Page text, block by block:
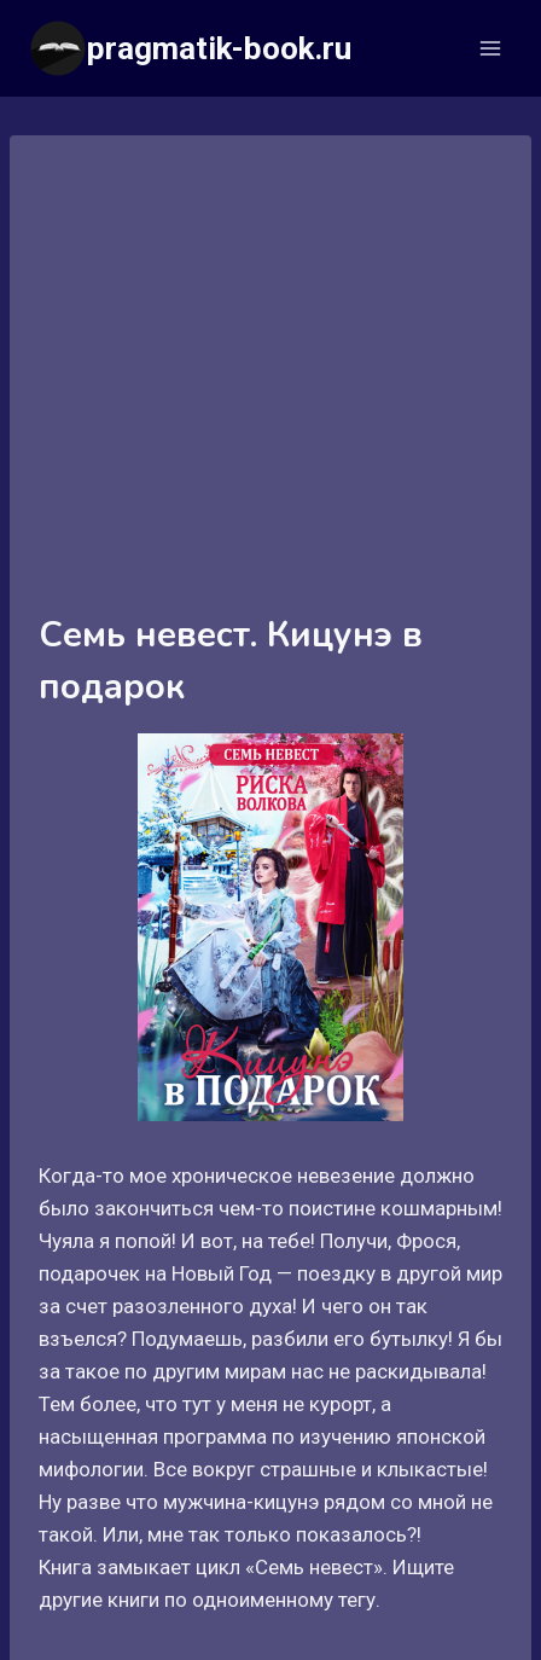
Перейти
содержимому
pragmatik-book.ru
Семь невест. Кицунэ в
подарок
Когда-то мое хроническое невезение должно
было закончиться чем-то поистине кошмарным!
Чуяла я попой! И вот, на тебе! Получи, Фрося,
подарочек на Новый Год — поездку в другой мир
за счет разозленного духа! И чего он так
взъелся? Подумаешь, разбили его бутылку! Я бы
за такое по другим мирам нас не раскидывала!
Тем более, что тут у меня не курорт, а
насыщенная программа по изучению японской
мифологии. Все вокруг страшные и клыкастые!
Ну разве что мужчина-кицунэ рядом со мной не
такой. Или, мне так только показалось?!
Книга замыкает цикл «Семь невест». Ищите
другие книги по одноименному тегу.